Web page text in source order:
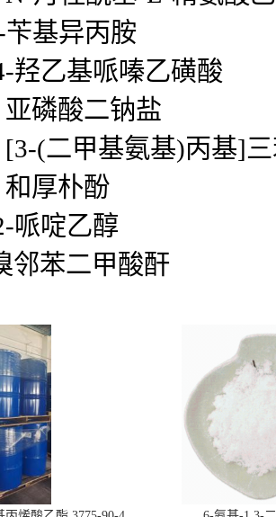
苄基异丙胺
羟乙基哌嗪乙磺酸
亚磷酸二钠盐
[3-(二甲基氨基)丙基]
和厚朴酚
哌啶乙醇
邻苯二甲酸酐